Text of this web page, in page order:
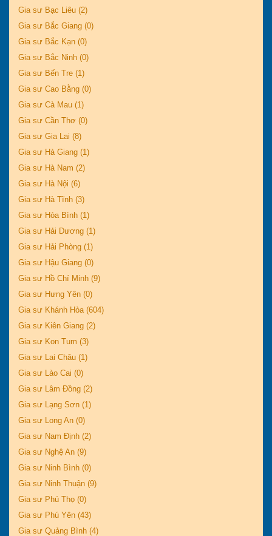
Gia sư Bạc Liêu (2)
Gia sư Bắc Giang (0)
Gia sư Bắc Kạn (0)
Gia sư Bắc Ninh (0)
Gia sư Bến Tre (1)
Gia sư Cao Bằng (0)
Gia sư Cà Mau (1)
Gia sư Cần Thơ (0)
Gia sư Gia Lai (8)
Gia sư Hà Giang (1)
Gia sư Hà Nam (2)
Gia sư Hà Nội (6)
Gia sư Hà Tĩnh (3)
Gia sư Hòa Bình (1)
Gia sư Hải Dương (1)
Gia sư Hải Phòng (1)
Gia sư Hậu Giang (0)
Gia sư Hồ Chí Minh (9)
Gia sư Hưng Yên (0)
Gia sư Khánh Hòa (604)
Gia sư Kiên Giang (2)
Gia sư Kon Tum (3)
Gia sư Lai Châu (1)
Gia sư Lào Cai (0)
Gia sư Lâm Đồng (2)
Gia sư Lạng Sơn (1)
Gia sư Long An (0)
Gia sư Nam Định (2)
Gia sư Nghệ An (9)
Gia sư Ninh Bình (0)
Gia sư Ninh Thuận (9)
Gia sư Phú Thọ (0)
Gia sư Phú Yên (43)
Gia sư Quảng Bình (4)